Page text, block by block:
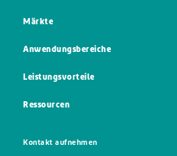
Märkte
Anwendungsbereiche
Leistungsvorteile
Ressourcen
Kontakt aufnehmen